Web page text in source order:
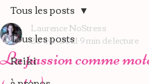
Tous les posts
Reiki
Tous les posts
La passion comme
Laurence NoStress
20 avr. 20219 min de lecture